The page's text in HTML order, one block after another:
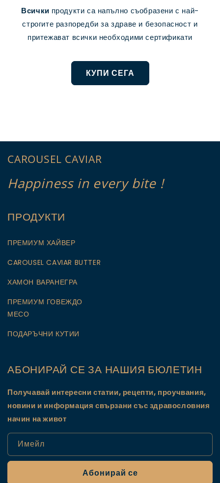
Всички продукти са напълно съобразени с най-
строгите разпоредби за здраве и безопасност и
притежават всички необходими сертификати
КУПИ СЕГА
CAROUSEL CAVIAR
Happiness in every bite !
ПРОДУКТИ
ПРЕМИУМ ХАЙВЕР
CAROUSEL CAVIAR BUTTER
ХАМОН ВАРАНЕГРА
ПРЕМИУМ ГОВЕЖДО
МЕСО
ПОДАРЪЧНИ КУТИИ
АБОНИРАЙ СЕ ЗА НАШИЯ БЮЛЕТИН
Получавай интересни статии, рецепти, проучвания,
новини и информация свързани със здравословния
начин на живот
Имейл
Абонирай се